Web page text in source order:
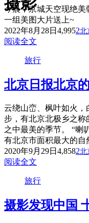
今晨，京城天空现绝美
一组美图大片送上~
2022年8月28日 4,9952北
阅读全文
旅行
北京日报北京
云绕山峦、枫叶如火
步，有北京北极乡之
之中最美的季节。 “喇
有北京市面积最大的自
2020年9月29日 4,8582北
阅读全文
旅行
摄影发现中国